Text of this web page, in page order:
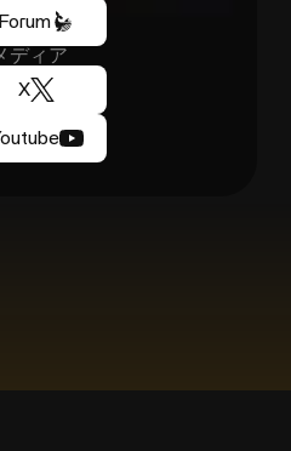
Forum
ディア
X